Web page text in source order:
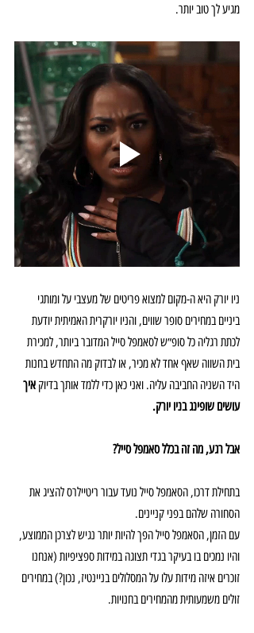
מגיע לך טוב יותר.
ניו יורק היא ה-מקום למצוא פריטים של מעצבי על ומותגי
ביניים במחירים סופר שווים, והניו יורקרית האמיתית יודעת
לכתת רגליה כל סופ״ש לסאמפל סייל המדובר ביותר, למכירת
בית השווה שאף אחד לא מכיר, או לבדוק מה התחדש בחנות
היד השניה החביבה עליה. ואני כאן כדי ללמד אותך בדיוק איך
עושים שופינג בניו יורק.
אבל רגע, מה זה בכלל סאמפל סייל?
בתחילת דרכו, הסאמפל סייל נועד עבור ריטיילרס להציג את
הסחורה שלהם בפני קניינים.
עם הזמן, הסאמפל סייל הפך להיות יותר נגיש לצרכן הממוצע,
והיו נמכים בו בעיקר בגדי תצוגה במידות ספציפיות (אנחנו
זוכרים איזה מידות עלו על המסלולים בניינטיז, נכון?) במחירים
זולים משמעותית מהמחירים בחנויות.